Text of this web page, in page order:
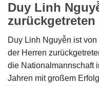
Duy Linh
zurückgetreten
Duy Linh Nguyễn ist
der Herren
die Nationalmannschaft
Jahren mit großem